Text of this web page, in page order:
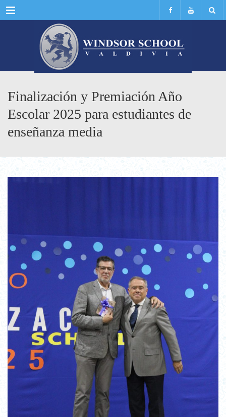
Menu
Finalización y Premiación Año
Escolar 2025 para estudiantes de
enseñanza media